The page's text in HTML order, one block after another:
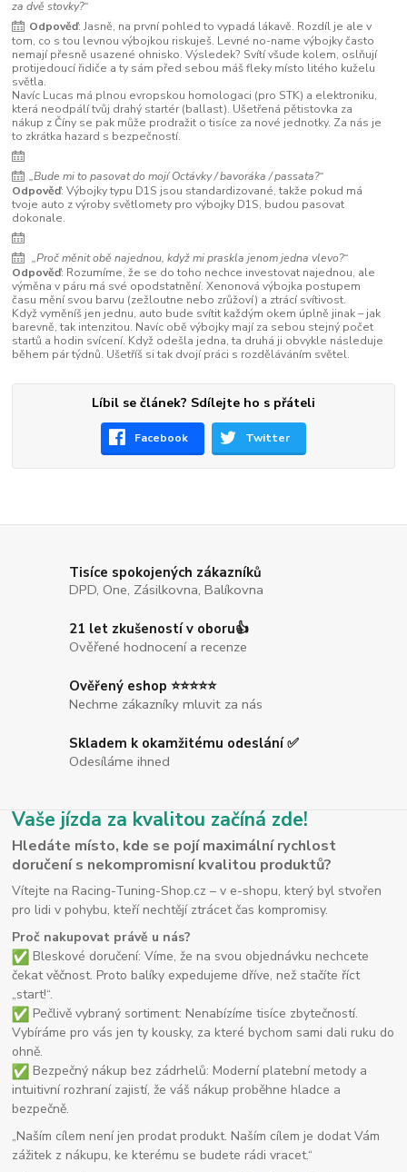
za dvě stovky?“
Odpověď: Jasně, na první pohled to vypadá lákavě. Rozdíl je ale v
tom, co s tou levnou výbojkou riskuješ. Levné no-name výbojky často
nemají přesně usazené ohnisko. Výsledek? Svítí všude kolem, oslňují
protijedoucí řidiče a ty sám před sebou máš fleky místo litého kuželu
světla.
Navíc Lucas má plnou evropskou homologaci (pro STK) a elektroniku,
která neodpálí tvůj drahý startér (ballast). Ušetřená pětistovka za
nákup z Číny se pak může prodražit o tisíce za nové jednotky. Za nás je
to zkrátka hazard s bezpečností.
„Bude mi to pasovat do mojí Octávky / bavoráka / passata?“
Odpověď: Výbojky typu D1S jsou standardizované, takže pokud má
tvoje auto z výroby světlomety pro výbojky D1S, budou pasovat
dokonale.
„Proč měnit obě najednou, když mi praskla jenom jedna vlevo?“
Odpověď: Rozumíme, že se do toho nechce investovat najednou, ale
výměna v páru má své opodstatnění. Xenonová výbojka postupem
času mění svou barvu (zežloutne nebo zrůžoví) a ztrácí svítivost.
Když vyměníš jen jednu, auto bude svítit každým okem úplně jinak – jak
barevně, tak intenzitou. Navíc obě výbojky mají za sebou stejný počet
startů a hodin svícení. Když odešla jedna, ta druhá ji obvykle následuje
během pár týdnů. Ušetříš si tak dvojí práci s rozděláváním světel.
Líbil se článek? Sdílejte ho s přáteli
Facebook Twitter
Tisíce spokojených zákazníků
DPD, One, Zásilkovna, Balíkovna
21 let zkušeností v oboru👍
Ověřené hodnocení a recenze
Ověřený eshop ⭐⭐⭐⭐⭐
Nechme zákazníky mluvit za nás
Skladem k okamžitému odeslání ✅
Odesíláme ihned
Vaše jízda za kvalitou začíná zde!
Hledáte místo, kde se pojí maximální rychlost
doručení s nekompromisní kvalitou produktů?
Vítejte na Racing-Tuning-Shop.cz – v e-shopu, který byl stvořen
pro lidi v pohybu, kteří nechtějí ztrácet čas kompromisy.
Proč nakupovat právě u nás?
Bleskové doručení: Víme, že na svou objednávku nechcete
čekat věčnost. Proto balíky expedujeme dříve, než stačíte říct
„start!“.
Pečlivě vybraný sortiment: Nenabízíme tisíce zbytečností.
Vybíráme pro vás jen ty kousky, za které bychom sami dali ruku do
ohně.
Bezpečný nákup bez zádrhelů: Moderní platební metody a
intuitivní rozhraní zajistí, že váš nákup proběhne hladce a
bezpečně.
„Naším cílem není jen prodat produkt. Naším cílem je dodat Vám
zážitek z nákupu, ke kterému se budete rádi vracet.“